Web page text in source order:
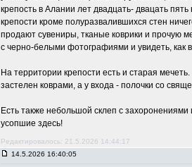
крепость в Алании лет двадцать- двацать
крепости кроме полуразвалившихся стен
продают сувениры, тканые коврики и прочую
с черно-белыми фотографиями и увидеть, как
На территории крепости есть и старая
застелен коврами, а у входа - полочки со
Есть также небольшой склеп с
усопшие здесь!
Редактировалось: 21.5.2026 14:44:17
14.5.2026 16:40:05